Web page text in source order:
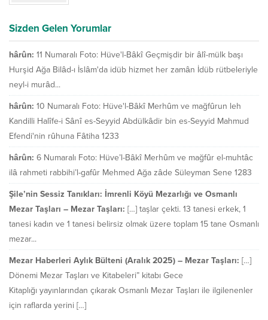
Sizden Gelen Yorumlar
hârûn: 11 Numaralı Foto: Hüve'l-Bâkî Geçmişdir bir âlî-mülk başı
Hurşid Ağa Bilâd-ı İslâm'da idüb hizmet her zamân İdüb rütbeleriyle
neyl-i murâd...
hârûn: 10 Numaralı Foto: Hüve'l-Bâkî Merhûm ve mağfûrun leh
Kandilli Halîfe-i Sânî es-Seyyid Abdülkâdir bin es-Seyyid Mahmud
Efendi'nin rûhuna Fâtiha 1233
hârûn: 6 Numaralı Foto: Hüve’l-Bâkî Merhûm ve mağfûr el-muhtâc
ilâ rahmeti rabbihi’l-gafûr Mehmed Ağa zâde Süleyman Sene 1283
Şile’nin Sessiz Tanıkları: İmrenli Köyü Mezarlığı ve Osmanlı
Mezar Taşları – Mezar Taşları: […] taşlar çekti. 13 tanesi erkek, 1
tanesi kadın ve 1 tanesi belirsiz olmak üzere toplam 15 tane Osmanlı
mezar...
Mezar Haberleri Aylık Bülteni (Aralık 2025) – Mezar Taşları: […]
Dönemi Mezar Taşları ve Kitabeleri” kitabı Gece
Kitaplığı yayınlarından çıkarak Osmanlı Mezar Taşları ile ilgilenenler
için raflarda yerini […]